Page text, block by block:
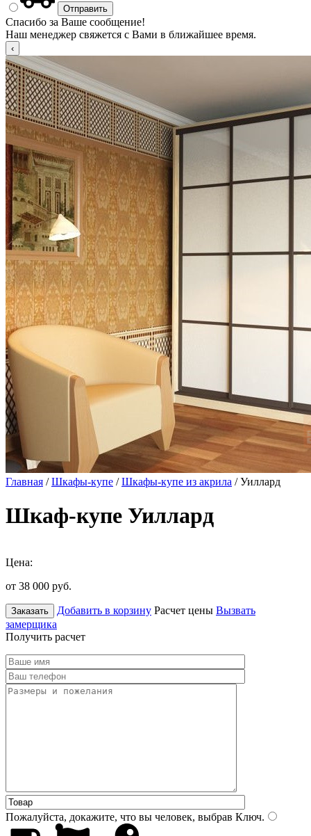
Спасибо за Ваше сообщение!
Наш менеджер свяжется с Вами в ближайшее время.
Главная /Шкафы-купе /Шкафы-купе из акрила / Уиллард
Шкаф-купе Уиллард
Цена:
от 38 000 руб.
Заказать Добавить в корзину Расчет цены Вызвать
замерщика
Получить расчет
Пожалуйста, докажите, что вы человек, выбрав Ключ.